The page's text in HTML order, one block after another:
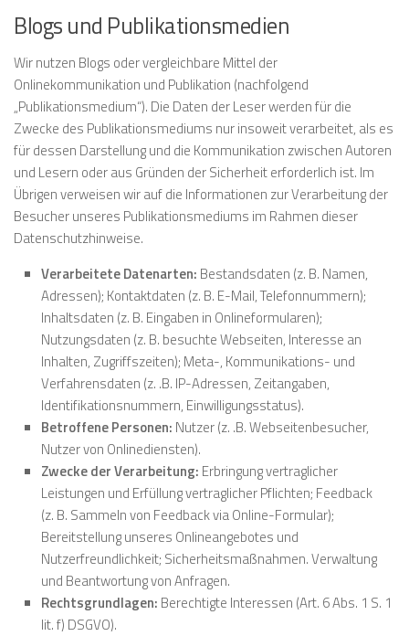
Blogs und Publikationsmedien
Wir nutzen Blogs oder vergleichbare Mittel der
Onlinekommunikation und Publikation (nachfolgend
„Publikationsmedium“). Die Daten der Leser werden für die
Zwecke des Publikationsmediums nur insoweit verarbeitet, als es
für dessen Darstellung und die Kommunikation zwischen Autoren
und Lesern oder aus Gründen der Sicherheit erforderlich ist. Im
Übrigen verweisen wir auf die Informationen zur Verarbeitung der
Besucher unseres Publikationsmediums im Rahmen dieser
Datenschutzhinweise.
Verarbeitete Datenarten: Bestandsdaten (z. B. Namen,
Adressen); Kontaktdaten (z. B. E-Mail, Telefonnummern);
Inhaltsdaten (z. B. Eingaben in Onlineformularen);
Nutzungsdaten (z. B. besuchte Webseiten, Interesse an
Inhalten, Zugriffszeiten); Meta-, Kommunikations- und
Verfahrensdaten (z. .B. IP-Adressen, Zeitangaben,
Identifikationsnummern, Einwilligungsstatus).
Betroffene Personen: Nutzer (z. .B. Webseitenbesucher,
Nutzer von Onlinediensten).
Zwecke der Verarbeitung: Erbringung vertraglicher
Leistungen und Erfüllung vertraglicher Pflichten; Feedback
(z. B. Sammeln von Feedback via Online-Formular);
Bereitstellung unseres Onlineangebotes und
Nutzerfreundlichkeit; Sicherheitsmaßnahmen. Verwaltung
und Beantwortung von Anfragen.
Rechtsgrundlagen: Berechtigte Interessen (Art. 6 Abs. 1 S. 1
lit. f) DSGVO).